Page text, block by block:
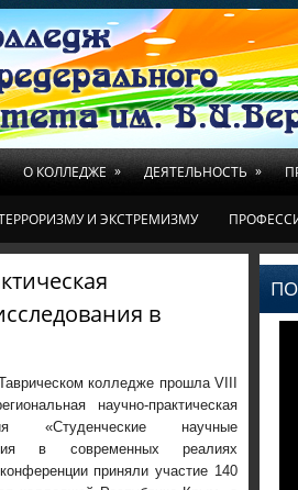
О КОЛЛЕДЖЕ » ДЕЯТЕЛЬНОСТЬ »
И ЭКСТРЕМИЗМУ
в
колледже прошла VIII
научно-практическая
«Студенческие научные
в современных реалиях
приняли участие 140